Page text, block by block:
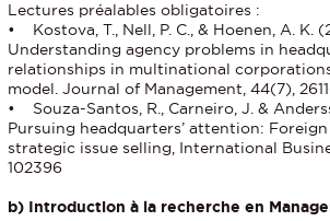
Lectures préalables obligatoires :
• Kostova, T., Nell, P. C., & Hoenen, A. K.
Understanding agency problems in
relationships in multinational
model. Journal of Management, 44(7),
• Souza-Santos, R., Carneiro, J. &
Pursuing headquarters’ attention: Foreign
strategic issue selling, International
102396
b) Introduction à la recherche en